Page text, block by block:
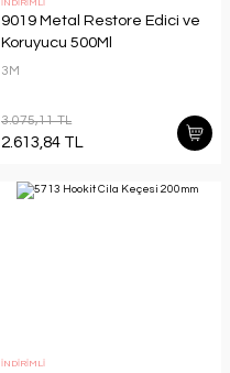
İNDİRİMLİ
9019 Metal Restore Edici ve
Koruyucu 500Ml
3M
3.075,11 TL
2.613,84 TL
İNDİRİMLİ